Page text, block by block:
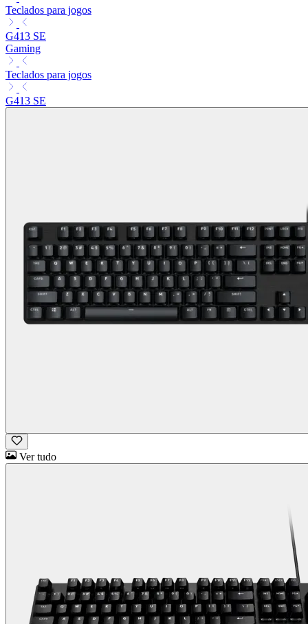
Teclados para jogos
G413 SE
Gaming
Teclados para jogos
G413 SE
Ver tudo